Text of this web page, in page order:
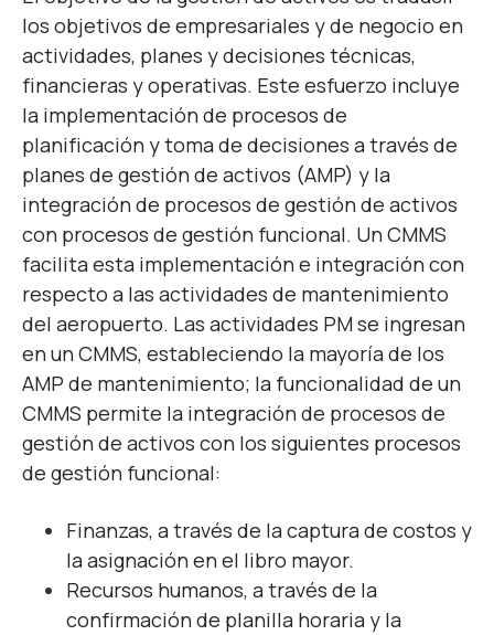
los objetivos de empresariales y de negocio en
actividades, planes y decisiones técnicas,
financieras y operativas. Este esfuerzo incluye
la implementación de procesos de
planificación y toma de decisiones a través de
planes de gestión de activos (AMP) y la
integración de procesos de gestión de activos
con procesos de gestión funcional. Un CMMS
facilita esta implementación e integración con
respecto a las actividades de mantenimiento
del aeropuerto. Las actividades PM se ingresan
en un CMMS, estableciendo la mayoría de los
AMP de mantenimiento; la funcionalidad de un
CMMS permite la integración de procesos de
gestión de activos con los siguientes procesos
de gestión funcional:
Finanzas, a través de la captura de costos y
la asignación en el libro mayor.
Recursos humanos, a través de la
confirmación de planilla horaria y la